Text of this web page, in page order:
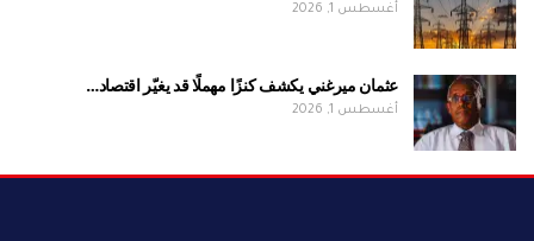
أغسطس 1, 2026
عثمان ميرغني يكشف كنزًا مهملًا قد يغيّر اقتصاد…
أغسطس 1, 2026